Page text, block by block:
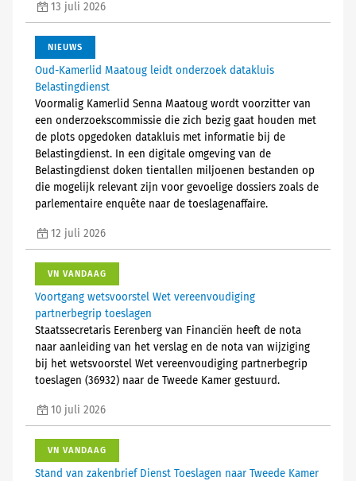
13 juli 2026
NIEUWS
Oud-Kamerlid Maatoug leidt onderzoek datakluis
Belastingdienst
Voormalig Kamerlid Senna Maatoug wordt voorzitter van
een onderzoekscommissie die zich bezig gaat houden met
de plots opgedoken datakluis met informatie bij de
Belastingdienst. In een digitale omgeving van de
Belastingdienst doken tientallen miljoenen bestanden op
die mogelijk relevant zijn voor gevoelige dossiers zoals de
parlementaire enquête naar de toeslagenaffaire.
12 juli 2026
VN VANDAAG
Voortgang wetsvoorstel Wet vereenvoudiging
partnerbegrip toeslagen
Staatssecretaris Eerenberg van Financiën heeft de nota
naar aanleiding van het verslag en de nota van wijziging
bij het wetsvoorstel Wet vereenvoudiging partnerbegrip
toeslagen (36932) naar de Tweede Kamer gestuurd.
10 juli 2026
VN VANDAAG
Stand van zakenbrief Dienst Toeslagen naar Tweede Kamer